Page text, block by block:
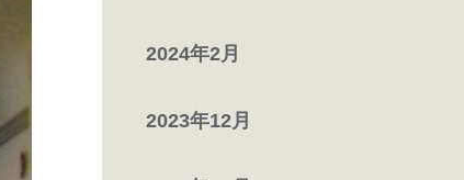
2024年2月
2023年12月